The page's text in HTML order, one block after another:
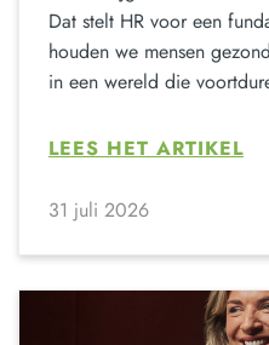
Dat stelt HR voor een
houden we mensen
in een wereld die
LEES HET ARTIKEL
31 juli 2026